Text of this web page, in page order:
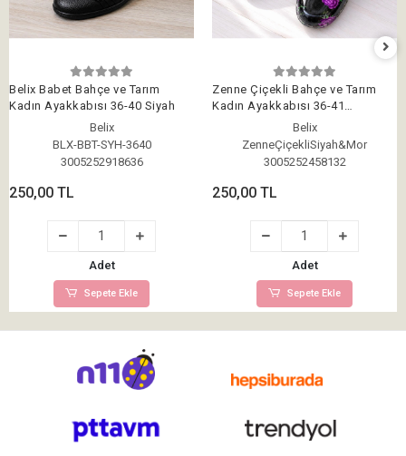
Belix Babet Bahçe ve Tarım
Kadın Ayakkabısı 36-40 Siyah
Belix
BLX-BBT-SYH-3640
3005252918636
250,00 TL
Adet
Sepete Ekle
Zenne Çiçekli Bahçe ve Tarım
Kadın Ayakkabısı 36-41
Belix
ZenneÇiçekliSiyah&Mor
3005252458132
250,00 TL
Adet
Sepete Ekle